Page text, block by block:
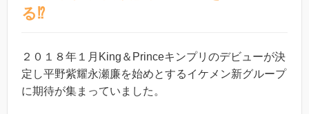
る⁉︎
２０１８年１月King＆Princeキンプリのデビューが決
定し平野紫耀永瀬廉を始めとするイケメン新グループ
に期待が集まっていました。